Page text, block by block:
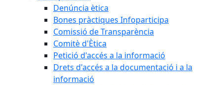
Denúncia ètica
Bones pràctiques Infoparticipa
Comissió de Transparència
Comitè d'Ètica
Petició d'accés a la informació
Drets d'accés a la documentació i a la
informació